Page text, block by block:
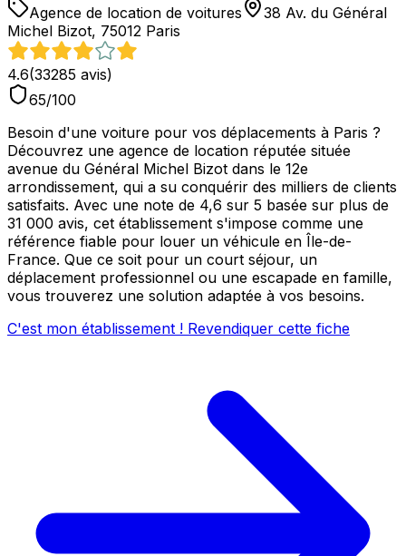
Agence de location de voitures
38 Av. du Général
Michel Bizot, 75012 Paris
4.6(33285 avis)
65/100
Besoin d'une voiture pour vos déplacements à Paris ?
Découvrez une agence de location réputée située
avenue du Général Michel Bizot dans le 12e
arrondissement, qui a su conquérir des milliers de clients
satisfaits. Avec une note de 4,6 sur 5 basée sur plus de
31 000 avis, cet établissement s'impose comme une
référence fiable pour louer un véhicule en Île-de-
France. Que ce soit pour un court séjour, un
déplacement professionnel ou une escapade en famille,
vous trouverez une solution adaptée à vos besoins.
C'est mon établissement ! Revendiquer cette fiche